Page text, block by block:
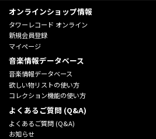
オンラインショップ情報
タワーレコード オンライン
新規会員登録
マイページ
音楽情報データベース
音楽情報データベース
欲しい物リストの使い方
コレクション機能の使い方
よくあるご質問 (Q&A)
よくあるご質問 (Q&A)
お知らせ